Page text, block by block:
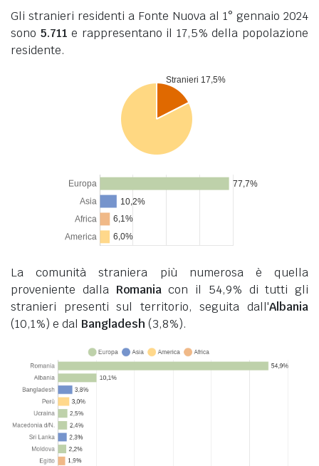
Gli stranieri residenti a Fonte Nuova al 1° gennaio 2024
sono 5.711 e rappresentano il 17,5% della popolazione
residente.
La comunità straniera più numerosa è quella
proveniente dalla Romaniacon il 54,9% di tutti gli
stranieri presenti sul territorio, seguita dall'Albania
(10,1%) e dal Bangladesh (3,8%).